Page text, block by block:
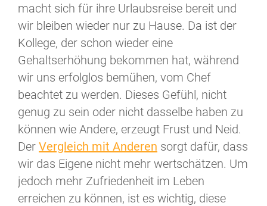
macht sich für ihre Urlaubsreise bereit und
wir bleiben wieder nur zu Hause. Da ist der
Kollege, der schon wieder eine
Gehaltserhöhung bekommen hat, während
wir uns erfolglos bemühen, vom Chef
beachtet zu werden. Dieses Gefühl, nicht
genug zu sein oder nicht dasselbe haben zu
können wie Andere, erzeugt Frust und Neid.
Der Vergleich mit Anderen sorgt dafür, dass
wir das Eigene nicht mehr wertschätzen. Um
jedoch mehr Zufriedenheit im Leben
erreichen zu können, ist es wichtig, diese